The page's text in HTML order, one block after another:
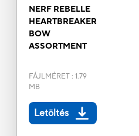
NERF REBELLE
HEARTBREAKER
BOW
ASSORTMENT
FÁJLMÉRET: 1.79
MB
Letöltés